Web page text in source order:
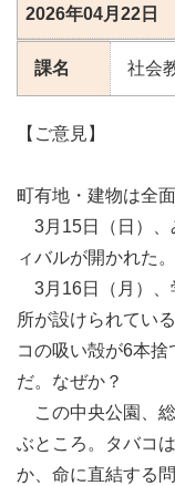
2026年04月22日
課名 社会
【ご意見】
町有地・建物は全
3月15日（日）、
ィバルが開かれた。
3月16日（月）、
所が設けられてい
コの吸い殻が6本
だ。なぜか？
この中央公園、
ぶところ。タバコ
か、命に直結する